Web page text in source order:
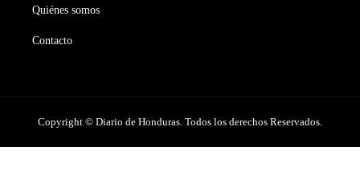
Quiénes somos
Contacto
Copyright © Diario de Honduras. Todos los derechos Reservados.